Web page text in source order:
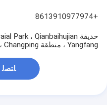
+8613910977974
Yangfang ، منطقة Changping ، بكين ، الصين
ﺎﺘﺼﻟ